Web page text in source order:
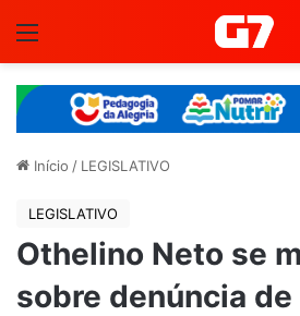
Início / LEGISLATIVO
LEGISLATIVO
Othelino Neto se
sobre denúncia